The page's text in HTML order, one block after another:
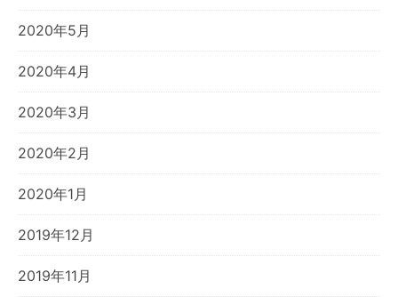
2020年5月
2020年4月
2020年3月
2020年2月
2020年1月
2019年12月
2019年11月